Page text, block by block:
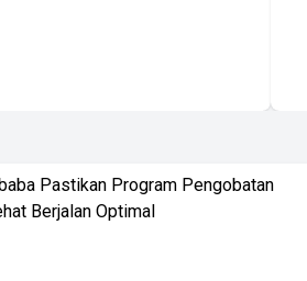
Pastikan Program Pengobatan
Berjalan Optimal